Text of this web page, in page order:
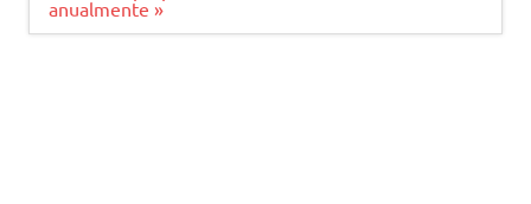
anualmente »